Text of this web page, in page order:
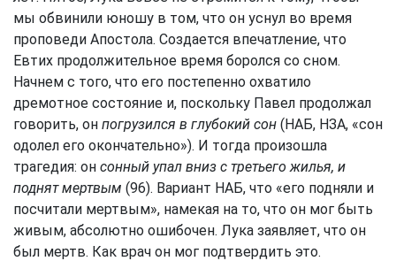
мы обвинили юношу в том, что он уснул во время
проповеди Апостола. Создается впечатление, что
Евтих продолжительное время боролся со сном.
Начнем с того, что его постепенно охватило
дремотное состояние и, поскольку Павел продолжал
говорить, он погрузился в глубокий сон (НАБ, НЗА, «сон
одолел его окончательно»). И тогда произошла
трагедия: он сонный упал вниз с третьего жилья, и
поднят мертвым (96). Вариант НАБ, что «его подняли и
посчитали мертвым», намекая на то, что он мог быть
живым, абсолютно ошибочен. Лука заявляет, что он
был мертв. Как врач он мог подтвердить это.